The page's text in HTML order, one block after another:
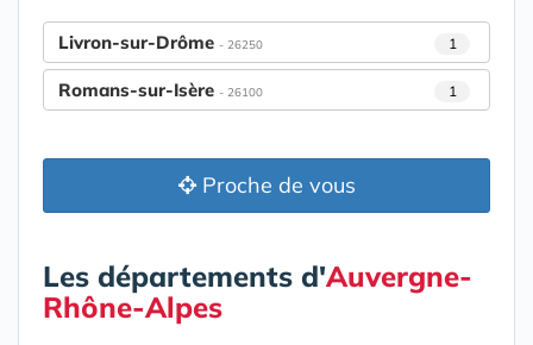
Livron-sur-Drôme - 26250 1
Romans-sur-Isère - 26100 1
Proche de vous
Les départements d'Auvergne-
Rhône-Alpes